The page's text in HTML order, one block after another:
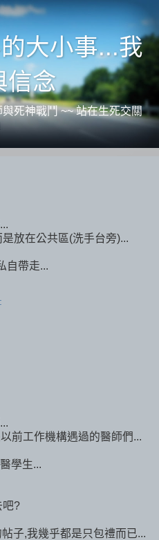
大小事...我
信念
死神戰鬥 ~~ 站在生死交關
放在公共區(洗手台旁)...
自帶走...
前工作機構遇過的醫師們...
學生...
吧?
子,我幾乎都是只包禮而已...